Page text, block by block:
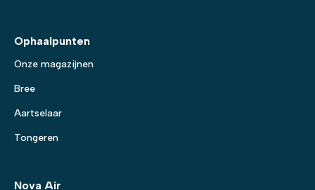
Ophaalpunten
Onze magazijnen
Bree
Aartselaar
Tongeren
Nova Air